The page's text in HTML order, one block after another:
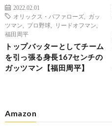
2022.02.01
オリックス・バファローズ
ガッ
ツマン
プロ野球 リードオフマン
福田周平
トップバッターとしてチーム
を引っ張る身長167センチの
ガッツマン【福田周平】
Amazon